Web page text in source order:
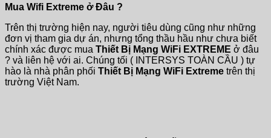
Mua Wifi Extreme ở Đâu ?
Trên thị trường hiện nay, người tiêu dùng cũng như những
đơn vị tham gia dự án, nhưng tổng thầu hầu như chưa biết
chính xác được mua Thiết Bị Mạng WiFi EXTREME ở đâu
? và liên hệ với ai. Chúng tối ( INTERSYS TOÀN CẦU ) tự
hào là nhà phân phối Thiết Bị Mạng WiFi Extreme trên thị
trường Việt Nam.